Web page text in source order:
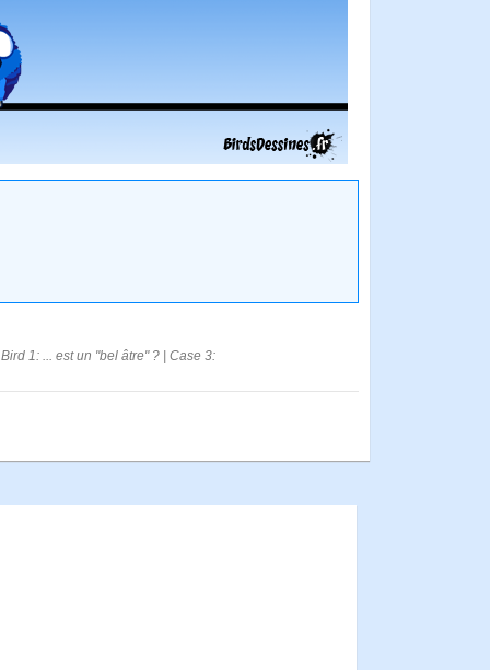
1: ... est un "bel âtre" ? | Case 3: